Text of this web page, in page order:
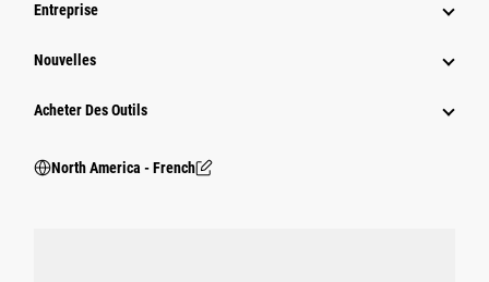
Entreprise
Nouvelles
Acheter Des Outils
North America - French